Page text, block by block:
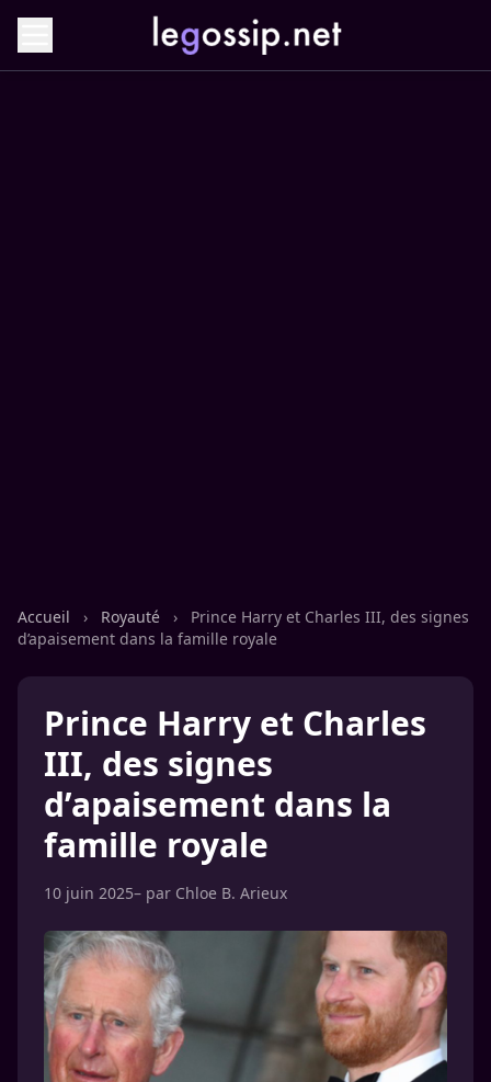
Accueil › Royauté ›
Prince Harry et Charles III, des signes
d’apaisement dans la famille royale
Prince Harry et Charles
III, des signes
d’apaisement dans la
famille royale
10 juin 2025– par Chloe B. Arieux